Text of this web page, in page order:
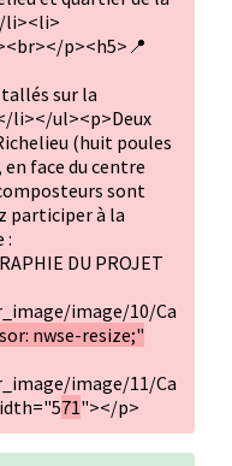
li><li>
p><h5>📍
sur la
li></ul><p>Deux
(huit poules
face du centre
sont
participer à la
:
DU PROJET
image/10/Ca
nwse-resize;"
image/11/Ca
71"></p>